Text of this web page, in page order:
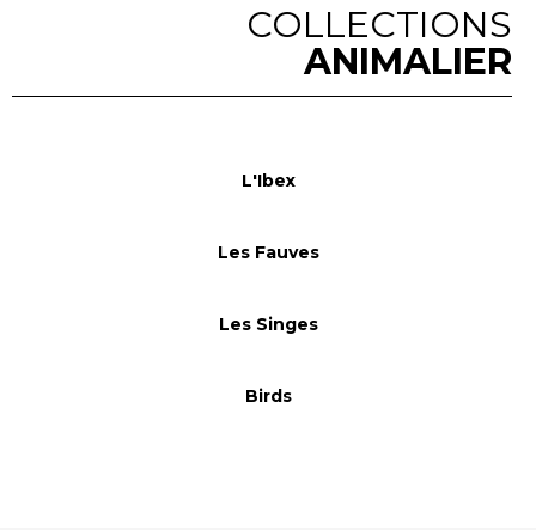
COLLECTIONS
ANIMALIER
L'Ibex
Les Fauves
Les Singes
Birds